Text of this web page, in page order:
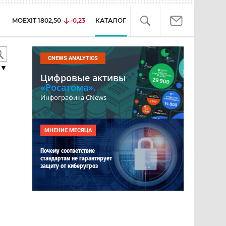
MOEXIT 1802,50 -0,23 КАТАЛОГ
▼
CNEWS ANALYTICS
Цифровые активы
«Росатома».
Инфографика CNews
МНЕНИЕ МЕСЯЦА
Почему соответствие
стандартам не гарантирует
защиту от киберугроз